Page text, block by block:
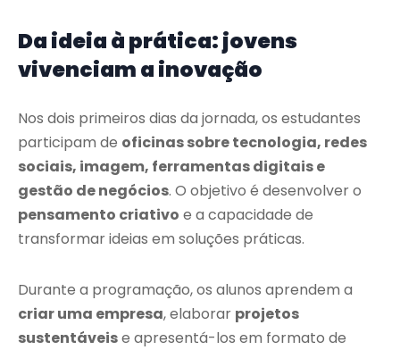
Da ideia à prática: jovens
vivenciam a inovação
Nos dois primeiros dias da jornada, os estudantes
participam de oficinas sobre tecnologia, redes
sociais, imagem, ferramentas digitais e
gestão de negócios. O objetivo é desenvolver o
pensamento criativo e a capacidade de
transformar ideias em soluções práticas.
Durante a programação, os alunos aprendem a
criar uma empresa, elaborar projetos
sustentáveise apresentá-los em formato de